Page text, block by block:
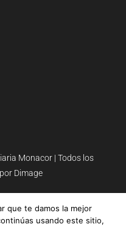
Monacor | Todos los
Dimage
que te damos la mejor
usando este sitio,